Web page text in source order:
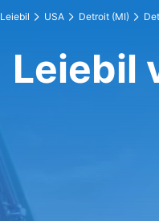
Leiebil USA Detroit (MI)
Leiebil